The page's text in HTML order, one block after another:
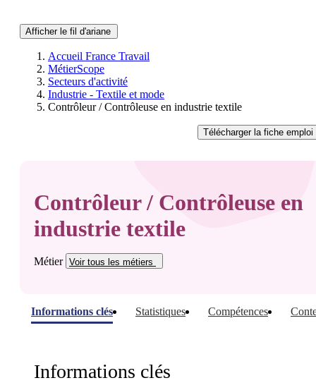
Afficher le fil d'ariane
Accueil France Travail
MétierScope
Secteurs d'activité
Industrie - Textile et mode
Contrôleur / Contrôleuse en industrie textile
Télécharger la fiche emploi
Contrôleur / Contrôleuse en
industrie textile
Métier Voir tous les métiers
Informations clés Statistiques Compétences
Informations clés